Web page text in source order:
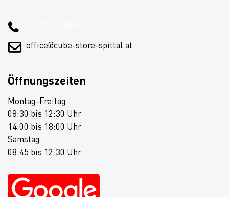
office@cube-store-spittal.at
Öffnungszeiten
Montag-Freitag
08:30 bis 12:30 Uhr
14:00 bis 18:00 Uhr
Samstag
08:45 bis 12:30 Uhr